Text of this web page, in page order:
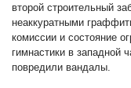
второй строительный
неаккуратными
комиссии и состояние
гимнастики в западной
повредили вандалы.